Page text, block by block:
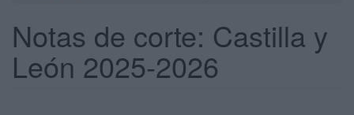
Notas de corte: Castilla y
León 2025-2026